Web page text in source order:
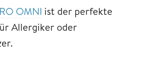
OMNI ist der perfekte
Allergiker oder